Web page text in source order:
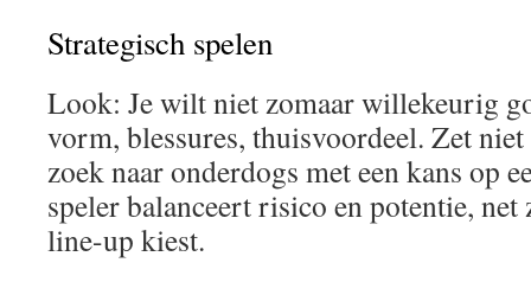
Strategisch spelen
Look: Je wilt niet zomaar willekeurig
vorm, blessures, thuisvoordeel. Zet
zoek naar onderdogs met een kans op
speler balanceert risico en potentie, net
line-up kiest.